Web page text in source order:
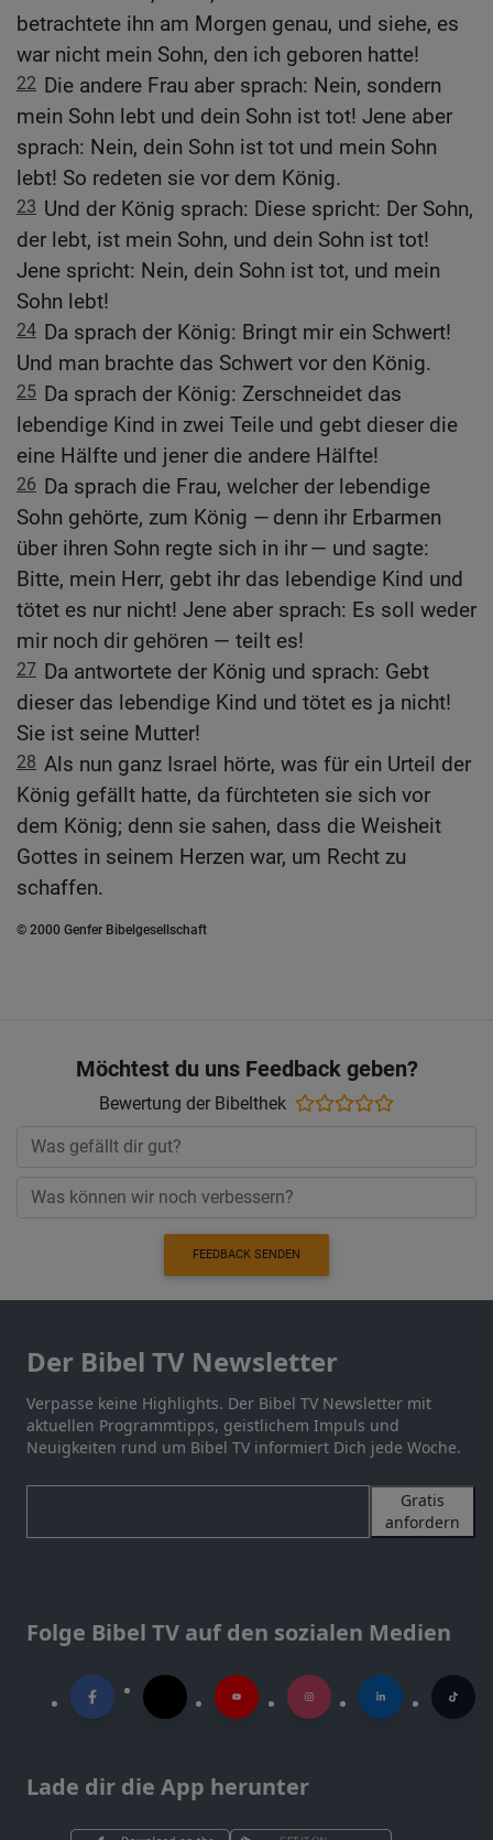
betrachtete ihn am Morgen genau, und siehe, es
war nicht mein Sohn, den ich geboren hatte!
22 Die andere Frau aber sprach: Nein, sondern
mein Sohn lebt und dein Sohn ist tot! Jene aber
sprach: Nein, dein Sohn ist tot und mein Sohn
lebt! So redeten sie vor dem König.
23 Und der König sprach: Diese spricht: Der Sohn,
der lebt, ist mein Sohn, und dein Sohn ist tot!
Jene spricht: Nein, dein Sohn ist tot, und mein
Sohn lebt!
24 Da sprach der König: Bringt mir ein Schwert!
Und man brachte das Schwert vor den König.
25 Da sprach der König: Zerschneidet das
lebendige Kind in zwei Teile und gebt dieser die
eine Hälfte und jener die andere Hälfte!
26 Da sprach die Frau, welcher der lebendige
Sohn gehörte, zum König — denn ihr Erbarmen
über ihren Sohn regte sich in ihr — und sagte:
Bitte, mein Herr, gebt ihr das lebendige Kind und
tötet es nur nicht! Jene aber sprach: Es soll weder
mir noch dir gehören — teilt es!
27 Da antwortete der König und sprach: Gebt
dieser das lebendige Kind und tötet es ja nicht!
Sie ist seine Mutter!
28 Als nun ganz Israel hörte, was für ein Urteil der
König gefällt hatte, da fürchteten sie sich vor
dem König; denn sie sahen, dass die Weisheit
Gottes in seinem Herzen war, um Recht zu
schaffen.
© 2000 Genfer Bibelgesellschaft
Möchtest du uns Feedback geben?
Bewertung der Bibelthek
FEEDBACK SENDEN
Der Bibel TV Newsletter
Verpasse keine Highlights. Der Bibel TV Newsletter mit
aktuellen Programmtipps, geistlichem Impuls und
Neuigkeiten rund um Bibel TV informiert Dich jede Woche.
Gratis
anfordern
Folge Bibel TV auf den sozialen Medien
Lade dir die App herunter